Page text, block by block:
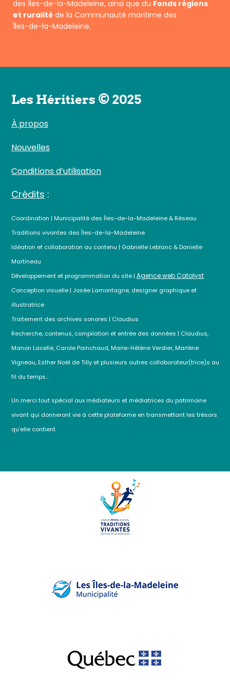
des Îles-de-la-Madeleine, ainsi que du Fonds régions
et ruralité de la Communauté maritime des
Îles-de-la-Madeleine.
Les Héritiers © 2025
À propos
Nouvelles
Conditions d’utilisation
Crédits :
Coordination | Municipalité des Îles-de-la-Madeleine & Réseau
Traditions vivantes des Îles-de-la-Madeleine
Idéation et collaboration au contenu | Gabrielle Leblanc & Danielle
Martineau
Développement et programmation du site | Agence web Catalyst
Conception visuelle | Josée Lamontagne, designer graphique et
illustratrice
Traitement des archives sonores | Claudius
Recherche, contenus, compilation et entrée des données | Claudius,
Manon Lacelle, Carole Painchaud, Marie-Hélène Verdier, Marlène
Vigneau, Esther Noël de Tilly et plusieurs autres collaborateur(trice)s au
fil du temps…
Un merci tout spécial aux médiateurs et médiatrices du patrimoine
vivant qui donneront vie à cette plateforme en transmettant les trésors
qu’elle contient